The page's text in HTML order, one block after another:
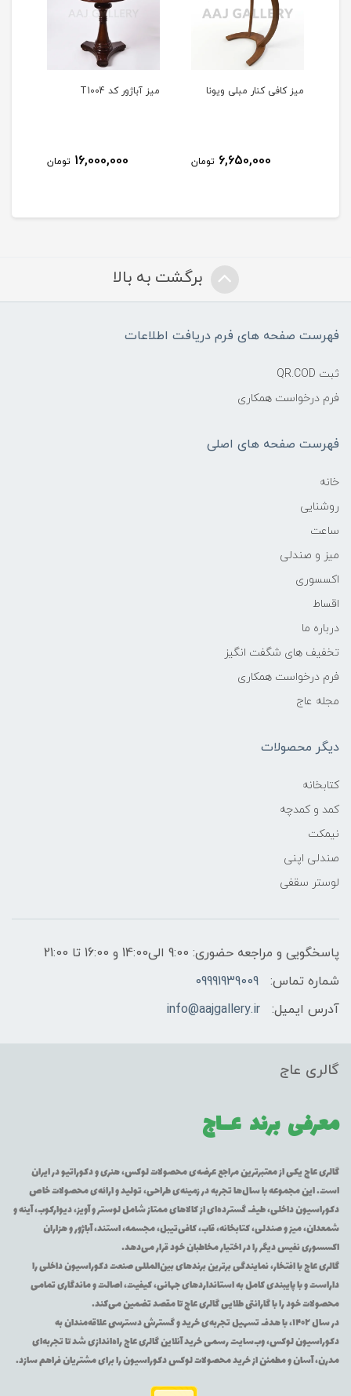
میز آباژور کد T1004
16,000,000 تومان
میز آباژور کد TS1001
9,000,000 تومان
برگشت به بالا
فهرست صفحه های فرم دریافت اطلاعات
ثبت QR.COD
فرم درخواست همکاری
فهرست صفحه های اصلی
خانه
روشنایی
ساعت
میز و صندلی
اکسسوری
اقساط
درباره ما
تخفیف های شگفت انگیز
فرم درخواست همکاری
مجله عاج
دیگر محصولات
کتابخانه
کمد و کمدچه
نیمکت
صندلی اپنی
لوستر سقفی
پاسخگویی و مراجعه حضوری: 9:00 الی14:00 و 16:00 تا 21:00
شماره تماس:
09991939009
آدرس ایمیل:
info@aajgallery.ir
گالری عاج
معرفی برند عــاج
گالری عاج یکی از معتبرترین مراجع عرضه‌ی محصولات لوکس، هنری و دکوراتیو در ایران
است. این مجموعه با سال‌ها تجربه در زمینه‌ی طراحی، تولید و ارائه‌ی محصولات خاص
دکوراسیون داخلی، طیف گسترده‌ای از کالاهای ممتاز شامل لوستر و آویز، دیوارکوب، آینه و
شمعدان، میز و صندلی، کتابخانه، قاب، کافی‌تیبل، مجسمه، استند، آباژور و هزاران
اکسسوری نفیس دیگر را در اختیار مخاطبان خود قرار می‌دهد.
گالری عاج با افتخار، نمایندگی برترین برندهای بین‌المللی صنعت دکوراسیون داخلی را
داراست و با پایبندی کامل به استانداردهای جهانی، کیفیت، اصالت و ماندگاری تمامی
محصولات خود را با گارانتی طلایی گالری عاج تا مقصد تضمین می‌کند.
در سال ۱۴۰۲، با هدف تسهیل تجربه‌ی خرید و گسترش دسترسی علاقه‌مندان به
دکوراسیون لوکس، وب‌سایت رسمی خرید آنلاین گالری عاج راه‌اندازی شد تا تجربه‌ای
مدرن، آسان و مطمئن از خرید محصولات لوکس دکوراسیون را برای مشتریان فراهم سازد.